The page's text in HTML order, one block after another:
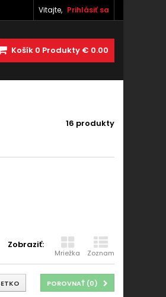
Vitajte, Prihlásiť sa
Košík 0 Produkty € 0.00
16 produkty
Zobraziť:
Mriežka Zoznam
POROVNAŤ (0)